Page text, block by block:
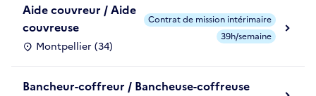
Aide couvreur / Aide
couvreuse
Montpellier (34)
Contrat de mission intérimaire
39h/semaine
Bancheur-coffreur / Bancheuse-coffreuse